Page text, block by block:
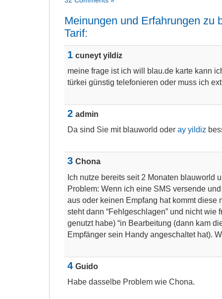
Meinungen und Erfahrungen zu
Tarif:
1 cuneyt yildiz
meine frage ist ich will blau.de karte kann
türkei günstig telefonieren oder muss ich
2 admin
Da sind Sie mit blauworld oderay yildiz
3 Chona
Ich nutze bereits seit 2 Monaten blauworld
Problem: Wenn ich eine SMS versende
aus oder keinen Empfang hat kommt
steht dann “Fehlgeschlagen” und nicht wie
genutzt habe) “in Bearbeitung (dann kam
Empfänger sein Handy angeschaltet hat).
4 Guido
Habe dasselbe Problem wie Chona.